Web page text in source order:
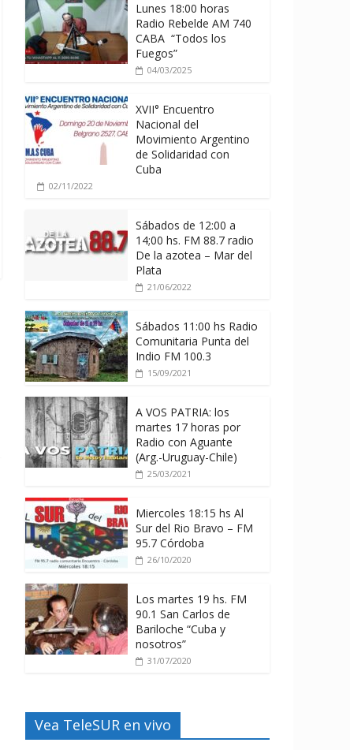
Lunes 18:00 horas
Radio Rebelde AM 740
CABA “Todos los
Fuegos”
04/03/2025
XVII° Encuentro
Nacional del
Movimiento Argentino
de Solidaridad con
Cuba
02/11/2022
Sábados de 12:00 a
14;00 hs. FM 88.7 radio
De la azotea – Mar del
Plata
21/06/2022
Sábados 11:00 hs Radio
Comunitaria Punta del
Indio FM 100.3
15/09/2021
A VOS PATRIA: los
martes 17 horas por
Radio con Aguante
(Arg.-Uruguay-Chile)
25/03/2021
Miercoles 18:15 hs Al
Sur del Rio Bravo – FM
95.7 Córdoba
26/10/2020
Los martes 19 hs. FM
90.1 San Carlos de
Bariloche “Cuba y
nosotros”
31/07/2020
Vea TeleSUR en vivo